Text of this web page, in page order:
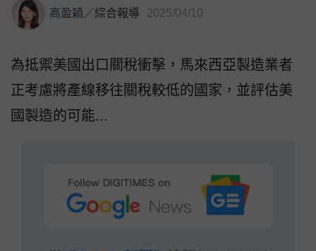
高盈穎／綜合報導 2025/04/10
為抵禦美國出口關稅衝擊，馬來西亞製造業者
正考慮將產線移往關稅較低的國家，並評估美
國製造的可能...